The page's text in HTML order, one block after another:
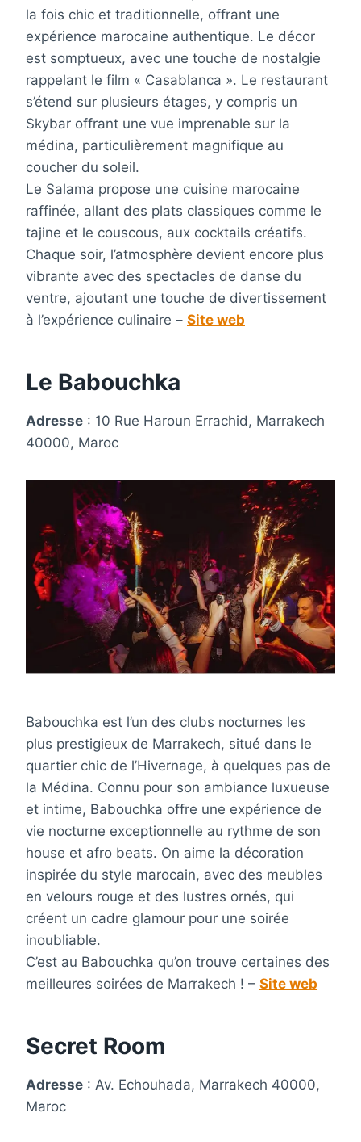
la fois chic et traditionnelle, offrant une
expérience marocaine authentique. Le décor
est somptueux, avec une touche de nostalgie
rappelant le film « Casablanca ». Le restaurant
s’étend sur plusieurs étages, y compris un
Skybar offrant une vue imprenable sur la
médina, particulièrement magnifique au
coucher du soleil.
Le Salama propose une cuisine marocaine
raffinée, allant des plats classiques comme le
tajine et le couscous, aux cocktails créatifs.
Chaque soir, l’atmosphère devient encore plus
vibrante avec des spectacles de danse du
ventre, ajoutant une touche de divertissement
à l’expérience culinaire – Site web
Le Babouchka
Adresse : 10 Rue Haroun Errachid, Marrakech
40000, Maroc
Babouchka est l’un des clubs nocturnes les
plus prestigieux de Marrakech, situé dans le
quartier chic de l’Hivernage, à quelques pas de
la Médina. Connu pour son ambiance luxueuse
et intime, Babouchka offre une expérience de
vie nocturne exceptionnelle au rythme de son
house et afro beats. On aime la décoration
inspirée du style marocain, avec des meubles
en velours rouge et des lustres ornés, qui
créent un cadre glamour pour une soirée
inoubliable.
C’est au Babouchka qu’on trouve certaines des
meilleures soirées de Marrakech ! – Site web
Secret Room
Adresse : Av. Echouhada, Marrakech 40000,
Maroc